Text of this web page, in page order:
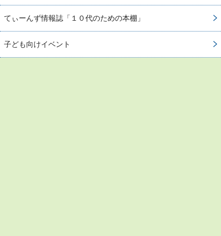
てぃーんず情報誌「１０代のための本棚」
子ども向けイベント